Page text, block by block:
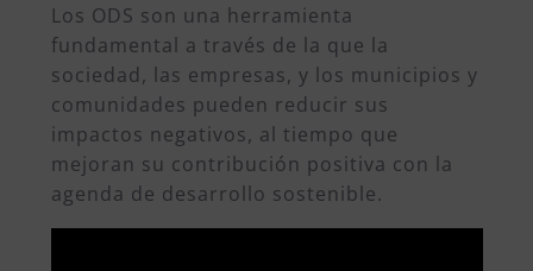
Los ODS son una herramienta
fundamental a través de la que la
sociedad, las empresas, y los municipios y
comunidades pueden reducir sus
impactos negativos, al tiempo que
mejoran su contribución positiva con la
agenda de desarrollo sostenible.